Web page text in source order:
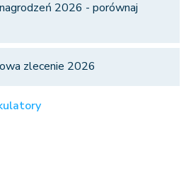
2026 - porównaj
zlecenie 2026